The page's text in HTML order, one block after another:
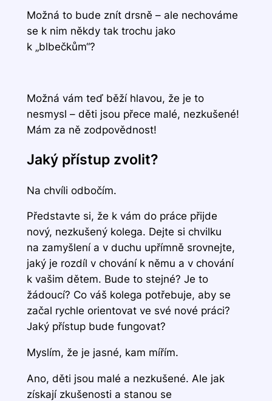
Možná to bude znít drsně – ale nechováme
se k nim někdy tak trochu jako
k „blbečkům“?
Možná vám teď běží hlavou, že je to
nesmysl – děti jsou přece malé, nezkušené!
Mám za ně zodpovědnost!
Jaký přístup zvolit?
Na chvíli odbočím.
Představte si, že k vám do práce přijde
nový, nezkušený kolega. Dejte si chvilku
na zamyšlení a v duchu upřímně srovnejte,
jaký je rozdíl v chování k němu a v chování
k vašim dětem. Bude to stejné? Je to
žádoucí? Co váš kolega potřebuje, aby se
začal rychle orientovat ve své nové práci?
Jaký přístup bude fungovat?
Myslím, že je jasné, kam mířím.
Ano, děti jsou malé a nezkušené. Ale jak
získají zkušenosti a stanou se